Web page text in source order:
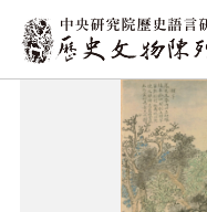
:::
:::